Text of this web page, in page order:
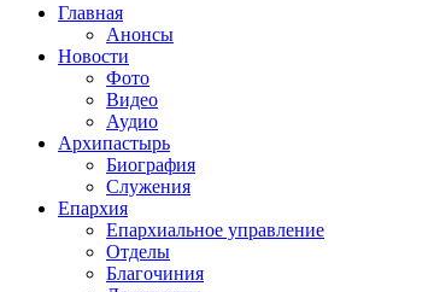
Главная
Анонсы
Новости
Фото
Видео
Аудио
Архипастырь
Биография
Служения
Епархия
Епархиальное управление
Отделы
Благочиния